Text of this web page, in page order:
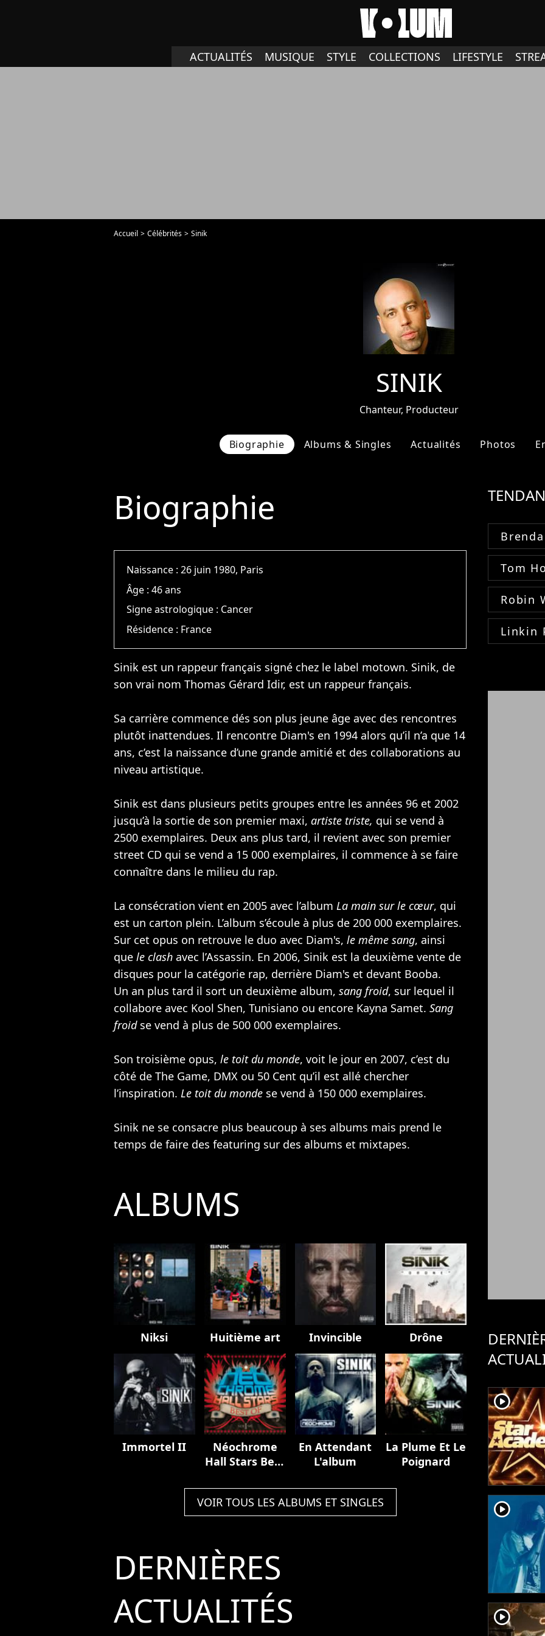
ACTUALITÉS MUSIQUE STYLE COLLECTIONS LIFESTYLE
Accueil Célébrités Sinik
SINIK
Chanteur, Producteur
Biographie Albums & Singles Actualités Photos
Biographie
Naissance :26 juin 1980, Paris
Âge :46 ans
Signe astrologique : Cancer
Résidence : France
Sinik est un rappeur français signé chez le label motown. Sinik, de
son vrai nom Thomas Gérard Idir, est un rappeur français.
Sa carrière commence dés son plus jeune âge avec des rencontres
plutôt inattendues. Il rencontre Diam's en 1994 alors qu’il n’a que 14
ans, c’est la naissance d’une grande amitié et des collaborations au
niveau artistique.
Sinik est dans plusieurs petits groupes entre les années 96 et 2002
jusqu’à la sortie de son premier maxi, artiste triste, qui se vend à
2500 exemplaires. Deux ans plus tard, il revient avec son premier
street CD qui se vend a 15 000 exemplaires, il commence à se faire
connaître dans le milieu du rap.
La consécration vient en 2005 avec l’album La main sur le cœur, qui
est un carton plein. L’album s’écoule à plus de 200 000 exemplaires.
Sur cet opus on retrouve le duo avec Diam's, le même sang, ainsi
que le clash avec l’Assassin. En 2006, Sinik est la deuxième vente de
disques pour la catégorie rap, derrière Diam's et devant Booba.
Un an plus tard il sort un deuxième album, sang froid, sur lequel il
collabore avec Kool Shen, Tunisiano ou encore Kayna Samet. Sang
froidse vend à plus de 500 000 exemplaires.
Son troisième opus, le toit du monde, voit le jour en 2007, c’est du
côté de The Game, DMX ou 50 Cent qu’il est allé chercher
l’inspiration. Le toit du monde se vend à 150 000 exemplaires.
Sinik ne se consacre plus beaucoup à ses albums mais prend le
temps de faire des featuring sur des albums et mixtapes.
ALBUMS
Niksi Huitième art Invincible Drône
Immortel II
Néochrome
Hall Stars Best
En Attendant
L'album
La Plume Et Le
Poignard
VOIR TOUS LES ALBUMS ET SINGLES
DERNIÈRES
ACTUALITÉS
Tom
Robin
Linkin
player2
player2
player2